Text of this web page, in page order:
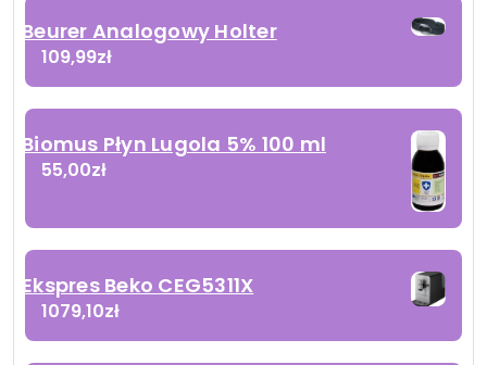
Beurer Analogowy Holter
109,99zł
Biomus Płyn Lugola 5% 100 ml
55,00zł
Ekspres Beko CEG5311X
1079,10zł